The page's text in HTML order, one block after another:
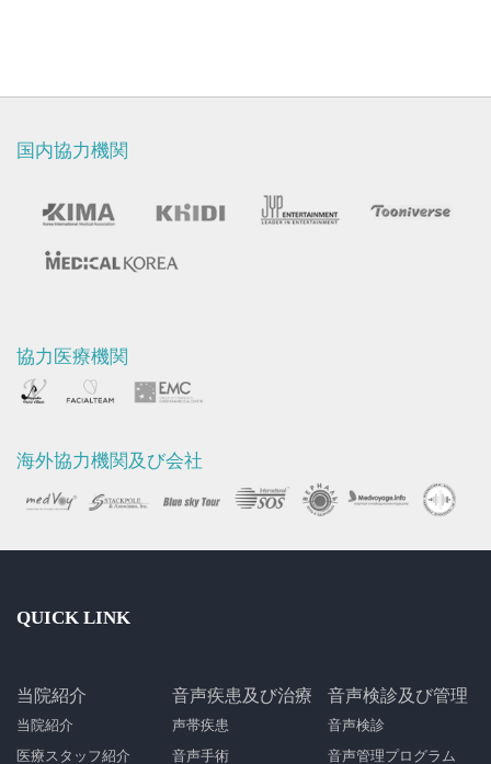
国内協力機関
協力医療機関
海外協力機関及び会社
QUICK LINK
当院紹介
当院紹介
医療スタッフ紹介
音声疾患及び治療
声帯疾患
音声手術
音声検診及び管理
音声検診
音声管理プログラム